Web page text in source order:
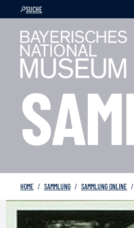
SUCHE
HOME SAMMLUNG SAMMLUNG ONLINE